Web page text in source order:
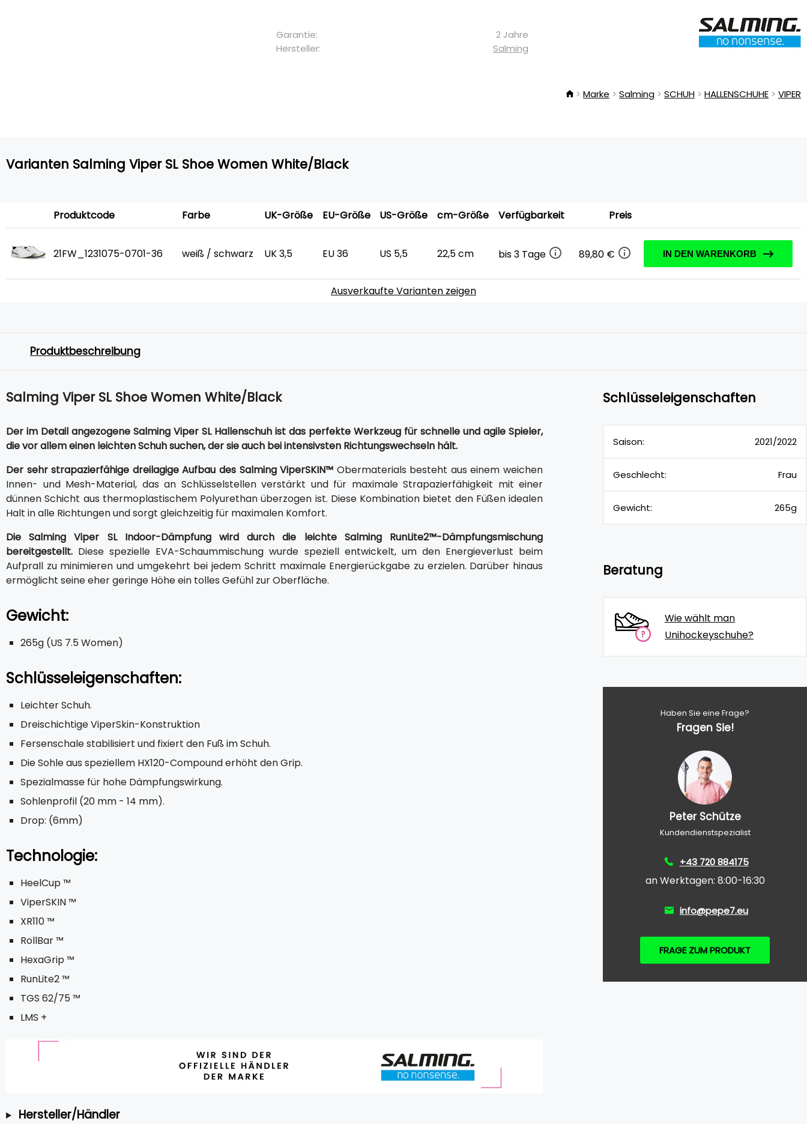
Garantie:
2 Jahre
Hersteller:
Salming
Marke Salming SCHUH HALLENSCHUHE VIPER
Varianten Salming Viper SL Shoe Women White/Black
Produktcode Farbe UK-Größe EU-Größe US-Größe cm-Größe Verfügbarkeit Preis
21FW_1231075-0701-36 weiß / schwarz UK 3,5 EU 36 US 5,5 22,5 cm bis 3 Tage 89,80 € IN DEN WARENKORB
Ausverkaufte Varianten zeigen
Produktbeschreibung
Salming Viper SL Shoe Women White/Black
Der im Detail angezogene Salming Viper SL Hallenschuh ist das perfekte Werkzeug für schnelle und agile Spieler,
die vor allem einen leichten Schuh suchen, der sie auch bei intensivsten Richtungswechseln hält.
Der sehr strapazierfähige dreilagige Aufbau des Salming ViperSKIN™ Obermaterials besteht aus einem weichen
Innen- und Mesh-Material, das an Schlüsselstellen verstärkt und für maximale Strapazierfähigkeit mit einer
dünnen Schicht aus thermoplastischem Polyurethan überzogen ist. Diese Kombination bietet den Füßen idealen
Halt in alle Richtungen und sorgt gleichzeitig für maximalen Komfort.
Die Salming Viper SL Indoor-Dämpfung wird durch die leichte Salming RunLite2™-Dämpfungsmischung
bereitgestellt. Diese spezielle EVA-Schaummischung wurde speziell entwickelt, um den Energieverlust beim
Aufprall zu minimieren und umgekehrt bei jedem Schritt maximale Energierückgabe zu erzielen. Darüber hinaus
ermöglicht seine eher geringe Höhe ein tolles Gefühl zur Oberfläche.
Gewicht:
265g (US 7.5 Women)
Schlüsseleigenschaften:
Leichter Schuh.
Dreischichtige ViperSkin-Konstruktion
Fersenschale stabilisiert und fixiert den Fuß im Schuh.
Die Sohle aus speziellem HX120-Compound erhöht den Grip.
Spezialmasse für hohe Dämpfungswirkung.
Sohlenprofil (20 mm - 14 mm).
Drop: (6mm)
Technologie:
HeelCup ™
ViperSKIN ™
XR110 ™
RollBar ™
HexaGrip ™
RunLite2 ™
TGS 62/75 ™
LMS +
Hersteller/Händler
Schlüsseleigenschaften
Saison: 2021/2022
Geschlecht: Frau
Gewicht: 265g
Beratung
Wie wählt man
Unihockeyschuhe?
Haben Sie eine Frage?
Fragen Sie!
Peter Schütze
Kundendienstspezialist
+43 720 884175
an Werktagen: 8:00-16:30
info@pepe7.eu
FRAGE ZUM PRODUKT